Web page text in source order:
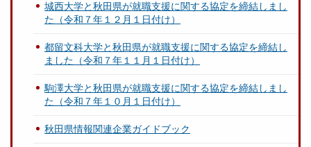
城西大学と秋田県が就職支援に関する協定を締結しまし
た（令和７年１２月１日付け）
都留文科大学と秋田県が就職支援に関する協定を締結し
ました（令和７年１１月１日付け）
駒澤大学と秋田県が就職支援に関する協定を締結しまし
た（令和７年１０月１日付け）
秋田県情報関連企業ガイドブック